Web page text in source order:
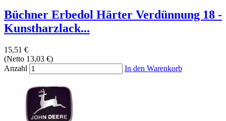
Büchner Erbedol Härter Verdünnung 18 -
Kunstharzlack...
15,51 €
(Netto 13,03 €)
Anzahl
In den Warenkorb